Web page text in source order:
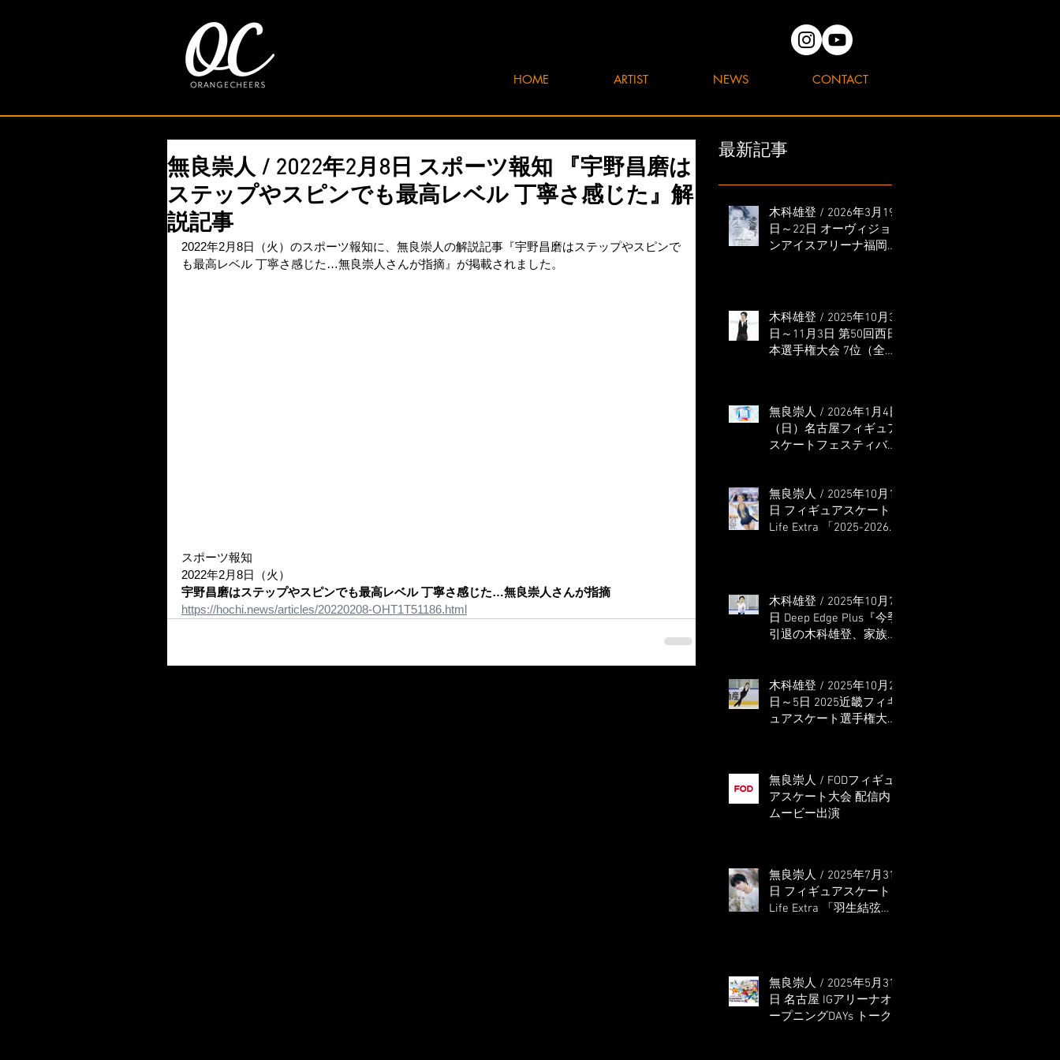
HOME ARTIST NEWS CONTACT
無良崇人 / 2022年2月8日 スポーツ報知 『宇野昌磨は
ステップやスピンでも最高レベル 丁寧さ感じた』解
説記事
2022年2月8日（火）のスポーツ報知に、無良崇人の解説記事『宇野昌磨はステップやスピンで
も最高レベル 丁寧さ感じた…無良崇人さんが指摘』が掲載されました。
スポーツ報知
2022年2月8日（火）
宇野昌磨はステップやスピンでも最高レベル 丁寧さ感じた…無良崇人さんが指摘
https://hochi.news/articles/20220208-OHT1T51186.html
最新記事
木科雄登 / 2026年3月19
日～22日 オーヴィジョ
ンアイスアリーナ福岡
木科雄登 / 2025年10月31
日～11月3日 第50回西日
本選手権大会 7位（全日
無良崇人 / 2026年1月4日
（日）名古屋フィギュア
スケートフェスティバル
無良崇人 / 2025年10月16
日 フィギュアスケート
Life Extra 「2025-2026
木科雄登 / 2025年10月7
日 Deep Edge Plus『今季
引退の木科雄登、家族や
全日本、絶対見に来
て」』
木科雄登 / 2025年10月2
日～5日 2025近畿フィギ
ュアスケート選手権大会
無良崇人 / FODフィギュ
アスケート大会 配信内
ムービー出演
無良崇人 / 2025年7月31
日 フィギュアスケート
Life Extra 「羽生結弦
無良崇人 / 2025年5月31
日 名古屋 IGアリーナオ
ープニングDAYs トーク